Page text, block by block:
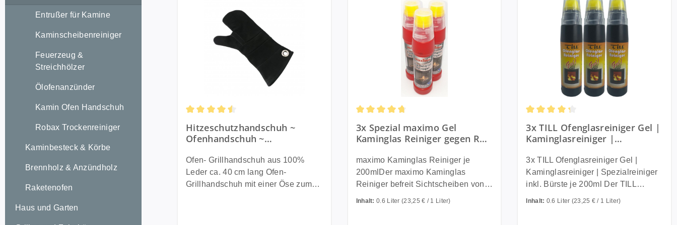
Entrußer für Kamine
Kaminscheibenreiniger
Feuerzeug &
Streichhölzer
Ölofenanzünder
Kamin Ofen Handschuh
Robax Trockenreiniger
Kaminbesteck & Körbe
Brennholz & Anzündholz
Raketenofen
Haus und Garten
Hitzeschutzhandschuh ~
Ofenhandschuh ~
~ schwarz ~ 100% Leder
Ofen- Grillhandschuh aus 100%
Leder ca. 40 cm lang Ofen-
Grillhandschuh mit einer Öse zum
3x Spezial maximo Gel
Kaminglas Reiniger gegen Ruß
Bürste je 200ml
maximo Kaminglas Reiniger je
200mlDer maximo Kaminglas
Reiniger befreit Sichtscheiben von
Inhalt:0.6 Liter(23,25 € / 1 Liter)
3x TILL Ofenglasreiniger Gel |
Kaminglasreiniger |
200ml
3x TILL Ofenglasreiniger Gel |
Kaminglasreiniger | Spezialreiniger
inkl. Bürste je 200ml Der TILL
Inhalt: 0.6 Liter (23,25 € / 1 Liter)